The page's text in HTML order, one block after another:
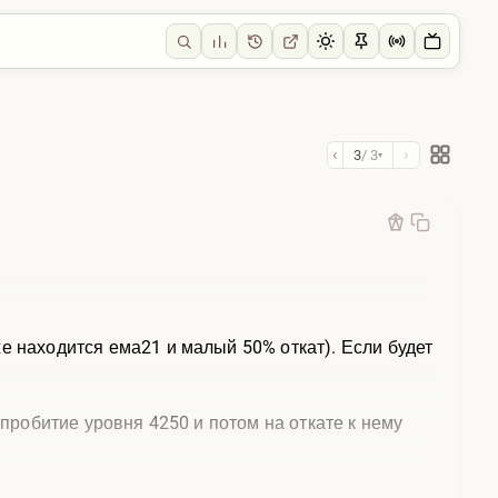
‹ 3/ 3▾ ›
находится ема21 и малый 50% откат). Если будет
уровня 4250 и потом на откате к нему